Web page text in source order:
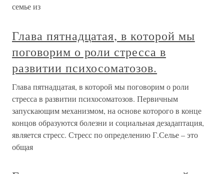
семье из
Глава пятнадцатая, в которой мы
поговорим о роли стресса в
развитии психосоматозов.
Глава пятнадцатая, в которой мы поговорим о роли
стресса в развитии психосоматозов. Первичным
запускающим механизмом, на основе которого в конце
концов образуются болезни и социальная дезадаптация,
является стресс. Стресс по определению Г.Селье – это
общая